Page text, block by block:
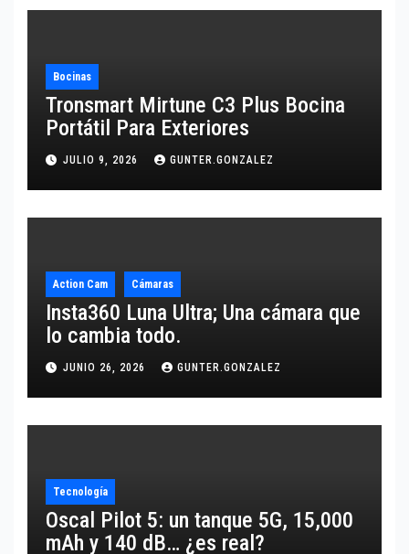
Bocinas
Tronsmart Mirtune C3 Plus Bocina
Portátil Para Exteriores
JULIO 9, 2026 GUNTER.GONZALEZ
Action Cam Cámaras
Insta360 Luna Ultra; Una cámara que
lo cambia todo.
JUNIO 26, 2026 GUNTER.GONZALEZ
Tecnología
Oscal Pilot 5: un tanque 5G, 15,000
mAh y 140 dB… ¿es real?